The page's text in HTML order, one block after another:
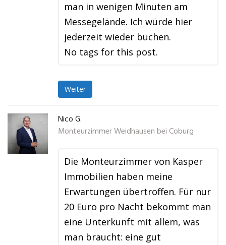
man in wenigen Minuten am
Messegelände. Ich würde hier
jederzeit wieder buchen.
No tags for this post.
Weiter
Nico G.
Monteurzimmer Weidhausen bei Coburg
Die Monteurzimmer von Kasper
Immobilien haben meine
Erwartungen übertroffen. Für nur
20 Euro pro Nacht bekommt man
eine Unterkunft mit allem, was
man braucht: eine gut